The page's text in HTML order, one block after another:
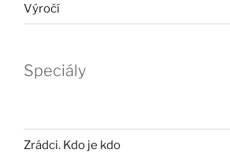
Výročí
Speciály
Zrádci. Kdo je kdo